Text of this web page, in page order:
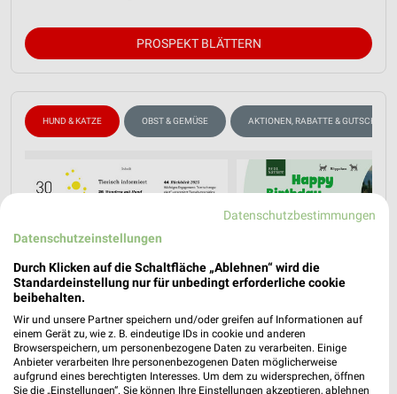
PROSPEKT BLÄTTERN
HUND & KATZE OBST & GEMÜSE AKTIONEN, RABATTE & GUTSCHEINE
Datenschutzbestimmungen
Datenschutzeinstellungen
Durch Klicken auf die Schaltfläche „Ablehnen“ wird die
Standardeinstellung nur für unbedingt erforderliche cookie
beibehalten.
Wir und unsere Partner speichern und/oder greifen auf Informationen auf
einem Gerät zu, wie z. B. eindeutige IDs in cookie und anderen
Browserspeichern, um personenbezogene Daten zu verarbeiten. Einige
Anbieter verarbeiten Ihre personenbezogenen Daten möglicherweise
aufgrund eines berechtigten Interesses. Um dem zu widersprechen, öffnen
Sie die „Einstellungen“. Sie können Ihre Einstellungen akzeptieren, ablehnen